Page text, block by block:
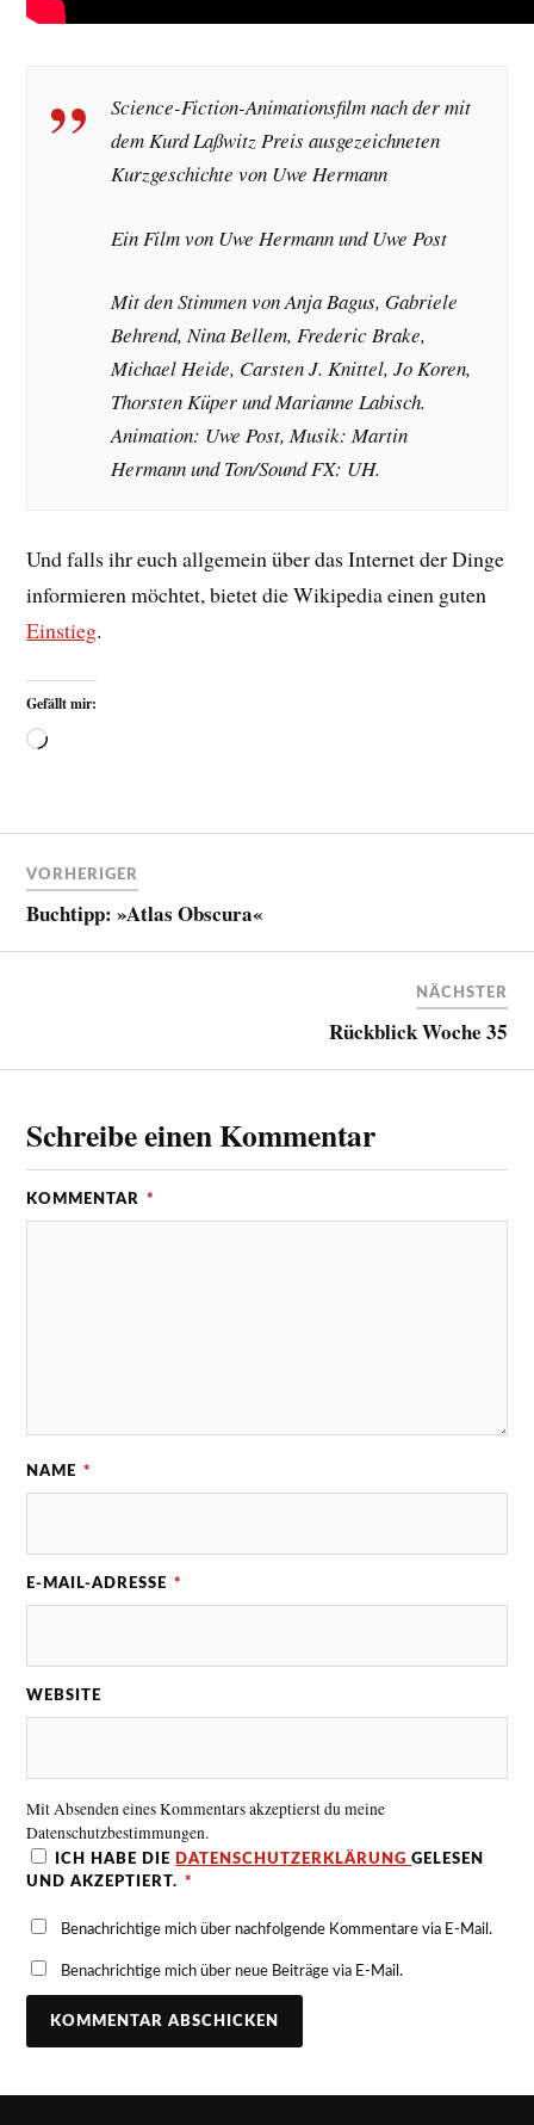
Science-Fiction-Animationsfilm nach der mit
dem Kurd Laßwitz Preis ausgezeichneten
Kurzgeschichte von Uwe Hermann
Ein Film von Uwe Hermann und Uwe Post
Mit den Stimmen von Anja Bagus, Gabriele
Behrend, Nina Bellem, Frederic Brake,
Michael Heide, Carsten J. Knittel, Jo Koren,
Thorsten Küper und Marianne Labisch.
Animation: Uwe Post, Musik: Martin
Hermann und Ton/Sound FX: UH.
Und falls ihr euch allgemein über das Internet der Dinge
informieren möchtet, bietet die Wikipedia einen guten
Einstieg.
Gefällt mir:
VORHERIGER
Buchtipp: »Atlas Obscura«
NÄCHSTER
Rückblick Woche 35
Schreibe einen Kommentar
KOMMENTAR *
NAME *
E-MAIL-ADRESSE *
WEBSITE
Mit Absenden eines Kommentars akzeptierst du meine
Datenschutzbestimmungen.
ICH HABE DIE DATENSCHUTZERKLÄRUNGGELESEN
UND AKZEPTIERT. *
Benachrichtige mich über nachfolgende Kommentare via E-Mail.
Benachrichtige mich über neue Beiträge via E-Mail.